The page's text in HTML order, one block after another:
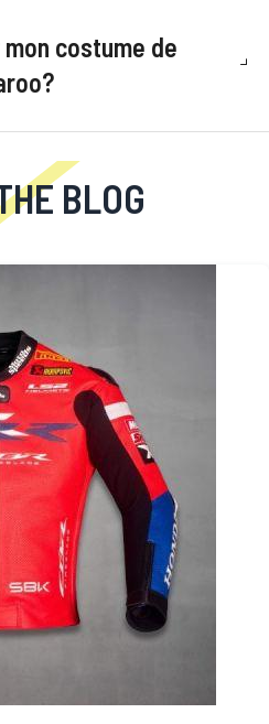
costume de
BLOG